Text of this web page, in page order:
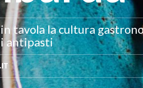
tavola la cultura
antipasti